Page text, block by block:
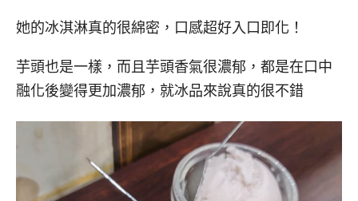
她的冰淇淋真的很綿密，口感超好入口即化！
芋頭也是一樣，而且芋頭香氣很濃郁，都是在口中
融化後變得更加濃郁，就冰品來說真的很不錯